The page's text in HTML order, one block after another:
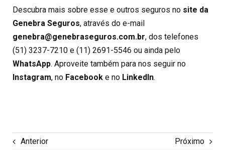
Descubra mais sobre esse e outros seguros no site da
Genebra Seguros, através do e-mail
genebra@genebraseguros.com.br, dos telefones
(51) 3237-7210 e (11) 2691-5546 ou ainda pelo
WhatsApp. Aproveite também para nos seguir no
Instagram, no Facebook e no LinkedIn.
Anterior Próximo